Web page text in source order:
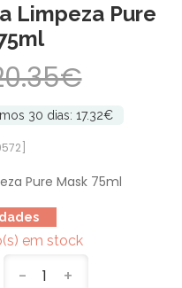
Limpeza Pure
30 dias: 17.32€
Pure Mask 75ml
em stock
- 1 +